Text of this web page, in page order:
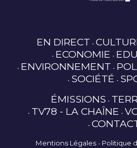
EN DIRECT
ECONOMIE
ENVIRONNEMENT
SOCIÉTÉ
ÉMISSIONS
TV78 - LA CHAÎNE
Mentions Légales
Politique